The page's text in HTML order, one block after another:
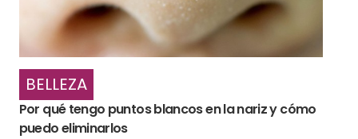
BELLEZA
Por qué tengo puntos blancos en la nariz y cómo
puedo eliminarlos